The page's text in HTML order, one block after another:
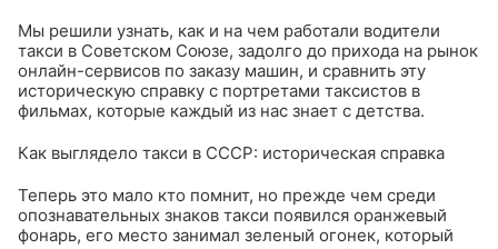
Мы решили узнать, как и на чем работали водители
такси в Советском Союзе, задолго до прихода на рынок
онлайн-сервисов по заказу машин, и сравнить эту
историческую справку с портретами таксистов в
фильмах, которые каждый из нас знает с детства.
Как выглядело такси в СССР: историческая справка
Теперь это мало кто помнит, но прежде чем среди
опознавательных знаков такси появился оранжевый
фонарь, его место занимал зеленый огонек, который